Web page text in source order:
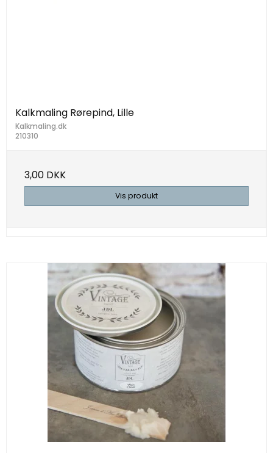
Kalkmaling Rørepind, Lille
Kalkmaling.dk
210310
3,00 DKK
Vis produkt